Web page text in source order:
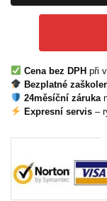
Cena bez DPH při
Bezplatné
24měsíční záruka
Expresní servis–